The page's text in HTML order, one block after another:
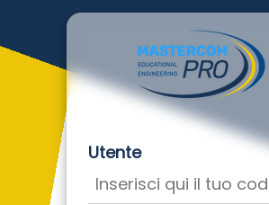
Utente